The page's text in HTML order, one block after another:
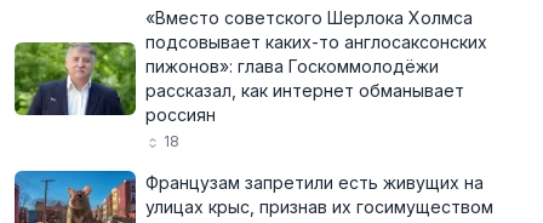
«Вместо советского Шерлока Холмса
подсовывает каких-то англосаксонских
пижонов»: глава Госкоммолодёжи
рассказал, как интернет обманывает
россиян
18
Французам запретили есть живущих на
улицах крыс, признав их госимуществом